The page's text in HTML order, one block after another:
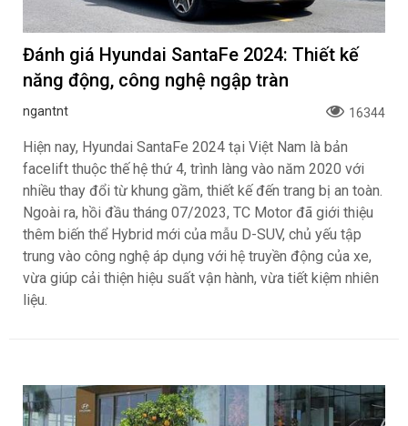
Đánh giá Hyundai SantaFe 2024: Thiết kế
năng động, công nghệ ngập tràn
ngantnt 16344
Hiện nay, Hyundai SantaFe 2024 tại Việt Nam là bản
facelift thuộc thế hệ thứ 4, trình làng vào năm 2020 với
nhiều thay đổi từ khung gầm, thiết kế đến trang bị an toàn.
Ngoài ra, hồi đầu tháng 07/2023, TC Motor đã giới thiệu
thêm biến thể Hybrid mới của mẫu D-SUV, chủ yếu tập
trung vào công nghệ áp dụng với hệ truyền động của xe,
vừa giúp cải thiện hiệu suất vận hành, vừa tiết kiệm nhiên
liệu.